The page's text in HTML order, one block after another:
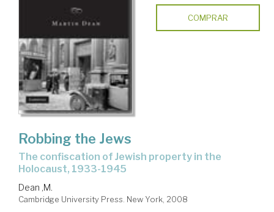
COMPRAR
Robbing the Jews
the confiscation of Jewish property in the
Holocaust, 1933-1945
Dean ,M.
Cambridge University Press. New York, 2008